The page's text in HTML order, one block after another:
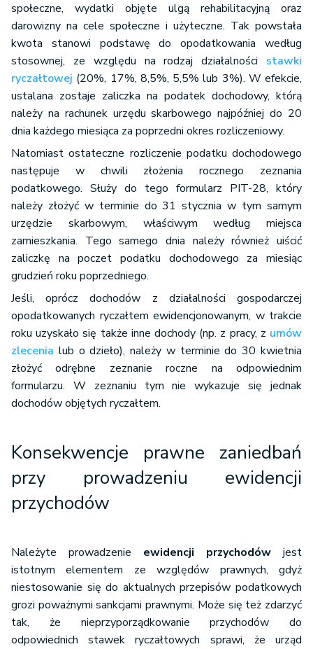
społeczne, wydatki objęte ulgą rehabilitacyjną oraz
darowizny na cele społeczne i użyteczne. Tak powstała
kwota stanowi podstawę do opodatkowania według
stosownej, ze względu na rodzaj działalności stawki
ryczałtowej (20%, 17%, 8,5%, 5,5% lub 3%). W efekcie,
ustalana zostaje zaliczka na podatek dochodowy, którą
należy na rachunek urzędu skarbowego najpóźniej do 20
dnia każdego miesiąca za poprzedni okres rozliczeniowy.
Natomiast ostateczne rozliczenie podatku dochodowego
następuje w chwili złożenia rocznego zeznania
podatkowego. Służy do tego formularz PIT-28, który
należy złożyć w terminie do 31 stycznia w tym samym
urzędzie skarbowym, właściwym według miejsca
zamieszkania. Tego samego dnia należy również uiścić
zaliczkę na poczet podatku dochodowego za miesiąc
grudzień roku poprzedniego.
Jeśli, oprócz dochodów z działalności gospodarczej
opodatkowanych ryczałtem ewidencjonowanym, w trakcie
roku uzyskało się także inne dochody (np. z pracy, z umów
zlecenia lub o dzieło), należy w terminie do 30 kwietnia
złożyć odrębne zeznanie roczne na odpowiednim
formularzu. W zeznaniu tym nie wykazuje się jednak
dochodów objętych ryczałtem.
Konsekwencje prawne zaniedbań
przy prowadzeniu ewidencji
przychodów
Należyte prowadzenie ewidencji przychodów jest
istotnym elementem ze względów prawnych, gdyż
niestosowanie się do aktualnych przepisów podatkowych
grozi poważnymi sankcjami prawnymi. Może się też zdarzyć
tak, że nieprzyporządkowanie przychodów do
odpowiednich stawek ryczałtowych sprawi, że urząd